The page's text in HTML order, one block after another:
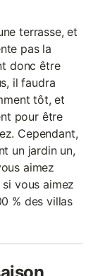
terrasse, et
pas la
donc être
il faudra
tôt, et
pour être
Cependant,
un jardin un,
aimez
vous aimez
% des villas